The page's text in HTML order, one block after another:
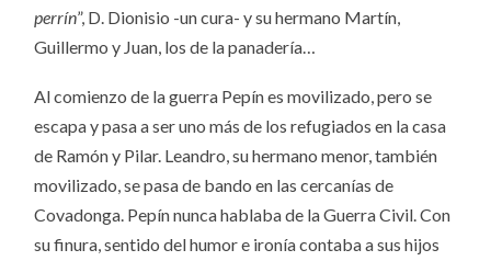
perrín”, D. Dionisio -un cura- y su hermano Martín,
Guillermo y Juan, los de la panadería…
Al comienzo de la guerra Pepín es movilizado, pero se
escapa y pasa a ser uno más de los refugiados en la casa
de Ramón y Pilar. Leandro, su hermano menor, también
movilizado, se pasa de bando en las cercanías de
Covadonga. Pepín nunca hablaba de la Guerra Civil. Con
su finura, sentido del humor e ironía contaba a sus hijos